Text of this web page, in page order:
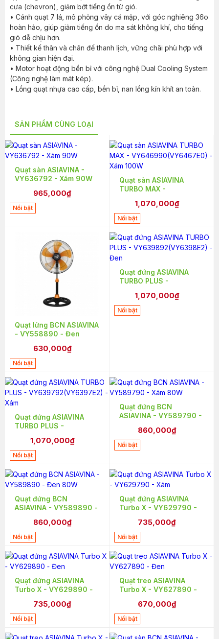
cưa (chevron), giảm bớt tiếng ồn từ gió.
• Cánh quạt 7 lá, mô phỏng vây cá mập, với góc nghiêng 36o
hoàn hảo, giúp giảm tiếng ồn do ma sát không khí, cho tiếng
gió dễ chịu hơn.
• Thiết kế thân và chân đế thanh lịch, vững chãi phù hợp với
không gian hiện đại.
• Motor hoạt động bền bỉ với công nghệ Dual Cooling System
(Công nghệ làm mát kép).
• Lồng quạt nhựa cao cấp, bền bỉ, nan lồng kín khít an toàn.
SẢN PHẨM CÙNG LOẠI
Quạt sàn ASIAVINA -
VY636792 - Xám 90W
965,000₫
Nổi bật
Quạt sàn ASIAVINA
TURBO MAX -
- Xám 100W
1,070,000₫
Nổi bật
Quạt lửng BCN ASIAVINA
- VY558890 - Đen
630,000₫
Nổi bật
Quạt đứng ASIAVINA
TURBO PLUS -
- Đen1,070,000₫
Nổi bật
Quạt đứng ASIAVINA
TURBO PLUS -
1,070,000₫
Nổi bật
Quạt đứng BCN
ASIAVINA - VY589790 -
860,000₫
Nổi bật
Quạt đứng BCN
ASIAVINA - VY589890 -
860,000₫
Nổi bật
Quạt đứng ASIAVINA
Turbo X - VY629790 -
735,000₫
Nổi bật
Quạt đứng ASIAVINA
Turbo X - VY629890 -
735,000₫
Nổi bật
Quạt treo ASIAVINA
Turbo X - VY627890 -
670,000₫
Nổi bật